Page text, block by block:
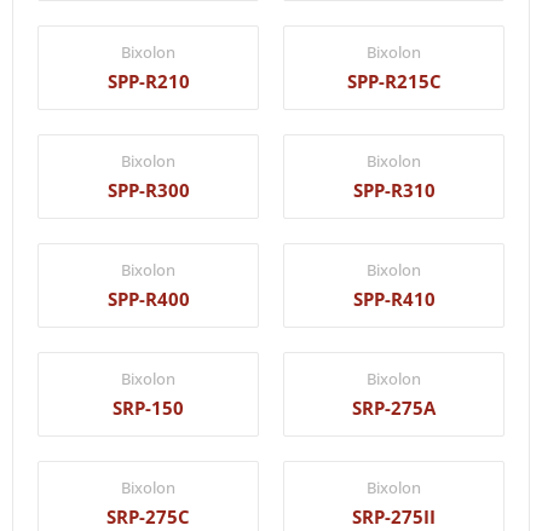
Bixolon
SPP-R210
Bixolon
SPP-R215C
Bixolon
SPP-R300
Bixolon
SPP-R310
Bixolon
SPP-R400
Bixolon
SPP-R410
Bixolon
SRP-150
Bixolon
SRP-275A
Bixolon
SRP-275C
Bixolon
SRP-275II